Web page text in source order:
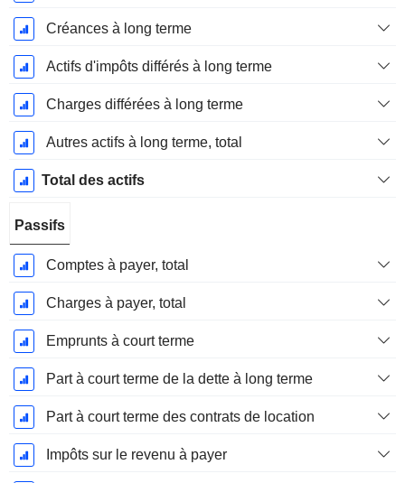
Créances à long terme
Actifs d'impôts différés à long terme
Charges différées à long terme
Autres actifs à long terme, total
Total des actifs
Passifs
Comptes à payer, total
Charges à payer, total
Emprunts à court terme
Part à court terme de la dette à long terme
Part à court terme des contrats de location
Impôts sur le revenu à payer